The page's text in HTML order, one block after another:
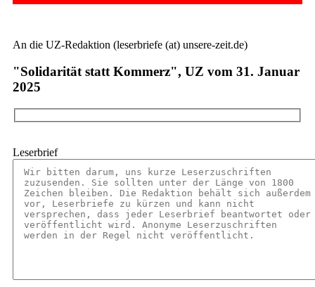
An die UZ-Redaktion (leserbriefe (at) unsere-zeit.de)
"Solidarität statt Kommerz", UZ vom 31. Januar
2025
Leserbrief